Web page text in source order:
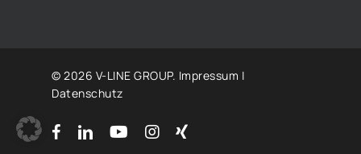
© 2026 V-LINE GROUP. Impressum |
Datenschutz
facebooklinkedinyoutubeinstagram
xing